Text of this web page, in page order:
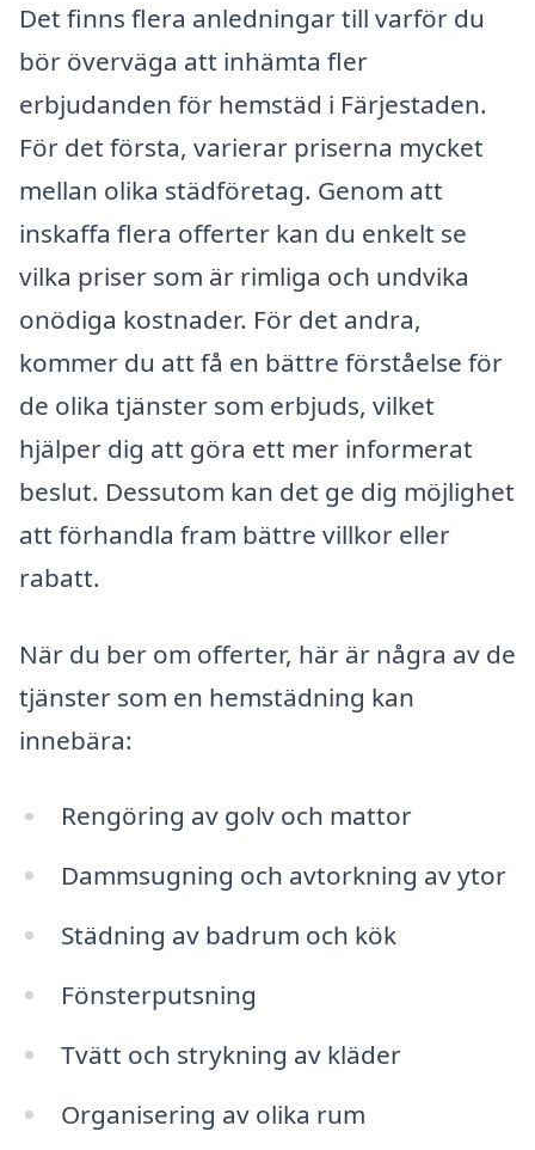
Det finns flera anledningar till varför du
bör överväga att inhämta fler
erbjudanden för hemstäd i Färjestaden.
För det första, varierar priserna mycket
mellan olika städföretag. Genom att
inskaffa flera offerter kan du enkelt se
vilka priser som är rimliga och undvika
onödiga kostnader. För det andra,
kommer du att få en bättre förståelse för
de olika tjänster som erbjuds, vilket
hjälper dig att göra ett mer informerat
beslut. Dessutom kan det ge dig möjlighet
att förhandla fram bättre villkor eller
rabatt.
När du ber om offerter, här är några av de
tjänster som en hemstädning kan
innebära:
Rengöring av golv och mattor
Dammsugning och avtorkning av ytor
Städning av badrum och kök
Fönsterputsning
Tvätt och strykning av kläder
Organisering av olika rum